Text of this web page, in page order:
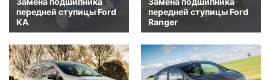
передней ступицы Ford
KA
передней ступицы Ford
Ranger